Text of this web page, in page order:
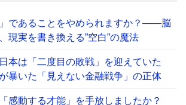
であることをやめられますか？——脳
現実を書き換える”空白”の魔法
本は「二度目の敗戦」を迎えていた
いた「見えない金融戦争」の正体
感動する才能」を手放しましたか？